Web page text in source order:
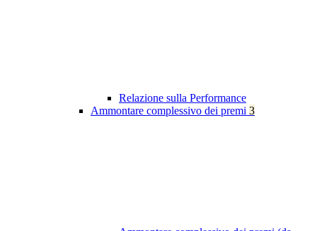
Relazione sulla Performance
Ammontare complessivo dei premi 3